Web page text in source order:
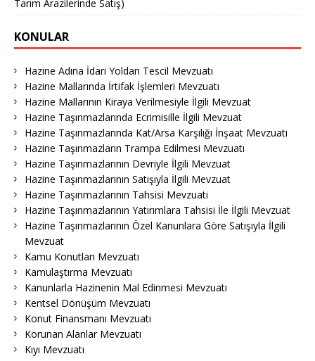
Tarım Arazilerinde Satış)
KONULAR
Hazine Adına İdari Yoldan Tescil Mevzuatı
Hazine Mallarında İrtifak İşlemleri Mevzuatı
Hazine Mallarının Kiraya Verilmesiyle İlgili Mevzuat
Hazine Taşınmazlarında Ecrimisille İlgili Mevzuat
Hazine Taşınmazlarında Kat/Arsa Karşılığı İnşaat Mevzuatı
Hazine Taşınmazların Trampa Edilmesi Mevzuatı
Hazine Taşınmazlarının Devriyle İlgili Mevzuat
Hazine Taşınmazlarının Satışıyla İlgili Mevzuat
Hazine Taşınmazlarının Tahsisi Mevzuatı
Hazine Taşınmazlarının Yatırımlara Tahsisi İle İlgili Mevzuat
Hazine Taşınmazlarının Özel Kanunlara Göre Satışıyla İlgili
Mevzuat
Kamu Konutları Mevzuatı
Kamulaştırma Mevzuatı
Kanunlarla Hazinenin Mal Edinmesi Mevzuatı
Kentsel Dönüşüm Mevzuatı
Konut Finansmanı Mevzuatı
Korunan Alanlar Mevzuatı
Kıyı Mevzuatı